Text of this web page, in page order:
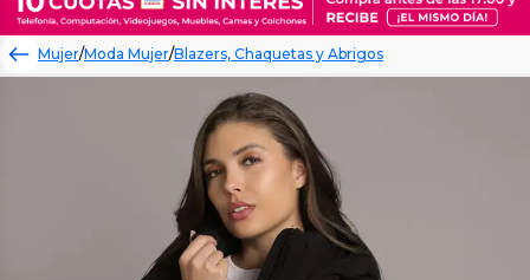
Mujer/Moda Mujer/Blazers, Chaquetas y Abrigos